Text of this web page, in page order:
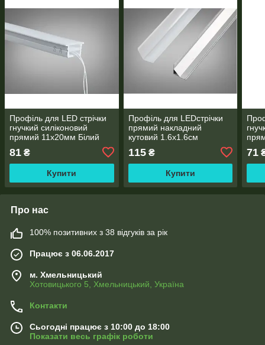
Профіль для LED стрічки
гнучкий силіконовий
прямий 11х20мм Білий
81 ₴
Купити
Профіль для LEDстрічки
прямий накладний
кутовий 1.6х1.6см
115₴
Купити
71
Про нас
100% позитивних з 38 відгуків за рік
Працює з 06.06.2017
м. Хмельницький
Хотовицького 5, Хмельницький, Україна
Контакти
Сьогодні працює з 10:00 до 18:00
Показати весь графік роботи